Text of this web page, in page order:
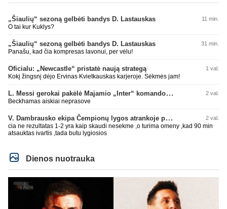
„Šiaulių“ sezoną gelbėti bandys D. Lastauskas 11 min.
O tai kur Kuklys?
„Šiaulių“ sezoną gelbėti bandys D. Lastauskas 31 min.
Panašu, kad čia kompresas lavonui, per vėlu!
Oficialu: „Newcastle“ pristatė naują strategą 1 val.
Kokį žingsnį dėjo Ervinas Kvietkauskas karjeroje. Sėkmės jam!
L. Messi gerokai pakėlė Majamio „Inter“ komandos vertę 2 val.
Beckhamas aiskiai neprasove
V. Dambrausko ekipa Čempionų lygos atrankoje patyrė skaudžią nesėkmę 2 val.
cia ne rezultatas 1-2 yra kaip skaudi nesekme ,o turima omeny ,kad 90 min
atsauktas ivartis ,tada butu lygiosios
Dienos nuotrauka